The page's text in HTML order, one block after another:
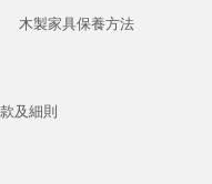
木製家具保養方法
及細則